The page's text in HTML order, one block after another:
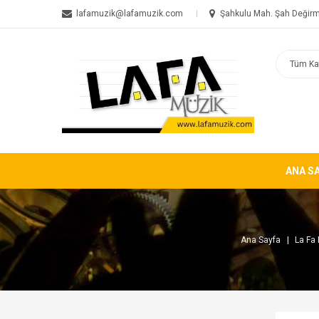
lafamuzik@lafamuzik.com Şahkulu Mah. Şah
ANA
Ana Sayfa La Fa